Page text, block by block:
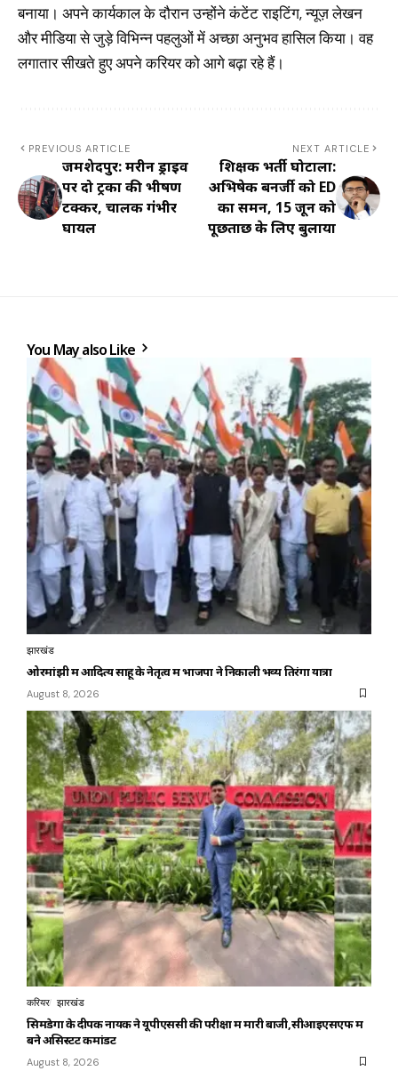
बनाया। अपने कार्यकाल के दौरान उन्होंने कंटेंट राइटिंग, न्यूज़ लेखन
और मीडिया से जुड़े विभिन्न पहलुओं में अच्छा अनुभव हासिल किया। वह
लगातार सीखते हुए अपने करियर को आगे बढ़ा रहे हैं।
PREVIOUS ARTICLE
जमशेदपुर: मरीन ड्राइव
पर दो ट्रकों की भीषण
टक्कर, चालक गंभीर
घायल
NEXT ARTICLE
शिक्षक भर्ती घोटाला:
अभिषेक बनर्जी को ED
का समन, 15 जून को
पूछताछ के लिए बुलाया
You May also Like
झारखंड
ओरमांझी में आदित्य साहू के नेतृत्व में भाजपा ने निकाली भव्य तिरंगा यात्रा
August 8, 2026
करियर झारखंड
सिमडेगा के दीपक नायक ने यूपीएससी की परीक्षा में मारी बाजी,सीआइएसएफ में
बने असिस्टेंट कमांडेंट
August 8, 2026